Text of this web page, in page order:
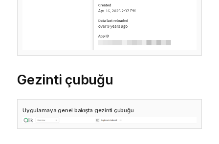
Gezinti çubuğu
Uygulamaya genel bakışta gezinti çubuğu